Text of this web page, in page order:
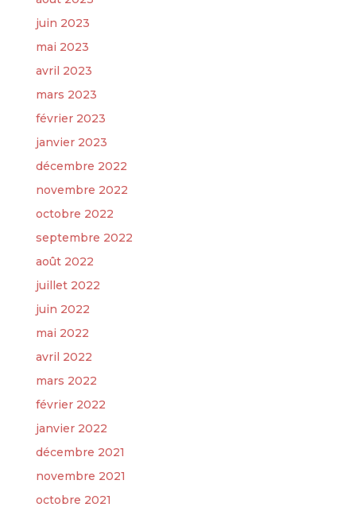
juin 2023
mai 2023
avril 2023
mars 2023
février 2023
janvier 2023
décembre 2022
novembre 2022
octobre 2022
septembre 2022
août 2022
juillet 2022
juin 2022
mai 2022
avril 2022
mars 2022
février 2022
janvier 2022
décembre 2021
novembre 2021
octobre 2021